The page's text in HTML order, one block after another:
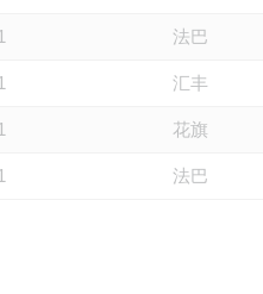
法巴
汇丰
花旗
法巴